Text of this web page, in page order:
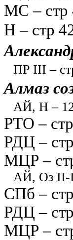
МС – стр
Н – стр
ПР III –
Алмаз
АЙ, Н –
РТО –
РДЦ –
МЦР –
АЙ, Оз II-
СПб –
РДЦ –
МЦР –